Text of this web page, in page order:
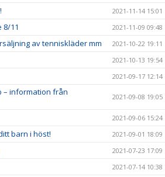
2021-11-14 15:01
8/11 2021-11-09 09:48
av tenniskläder mm 2021-10-22 19:11
2021-10-13 19:54
2021-09-17 12:14
– information från
2021-09-08 19:05
2021-09-06 15:24
barn i höst! 2021-09-01 18:09
2021-07-23 17:09
2021-07-14 10:38